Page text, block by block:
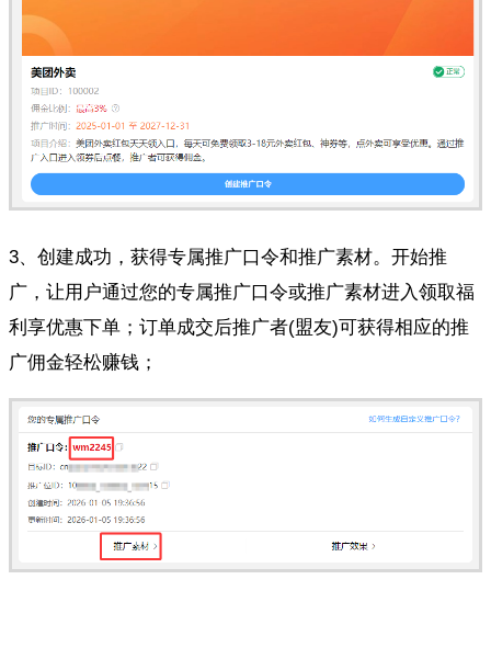
3、创建成功，获得专属推广口令和推广素材。 开始推
广，让用户通过您的专属推广口令或推广素材进入领取福
利享优惠下单；订单成交后推广者(盟友)可获得相应的推
广佣金轻松赚钱；